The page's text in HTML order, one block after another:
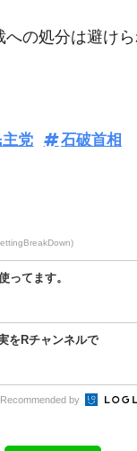
への処分は避け
主党
石破首相
ってます。
をRチャンネルで
Recommended by